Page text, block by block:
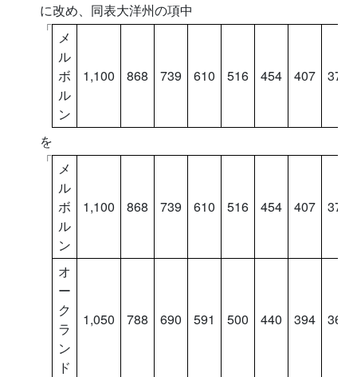
に改め、同表大洋州の項中
「 メ
ル
ボ
ル
ン
1,100 868 739 610 516 454 407 376
を
「 メ
ル
ボ
ル
ン
1,100 868 739 610 516 454 407 376
オ
ー
ク
ラ
ン
ド
1,050 788 690 591 500 440 394 364